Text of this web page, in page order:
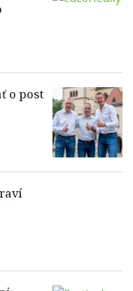
o post